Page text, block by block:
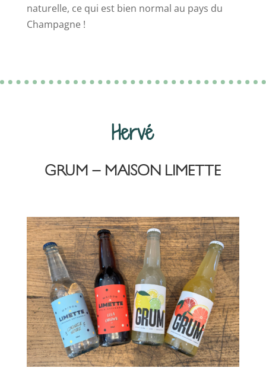
naturelle, ce qui est bien normal au pays du
Champagne !
Hervé
GRUM – MAISON LIMETTE